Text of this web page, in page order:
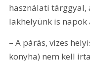
használati tárggyal,
lakhelyünk is
– A párás, vizes
konyha) nem kell